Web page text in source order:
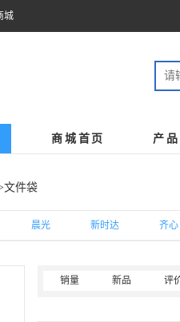
城
商城首页 产
文件袋
晨光 新时达 齐心
销量 新品 评